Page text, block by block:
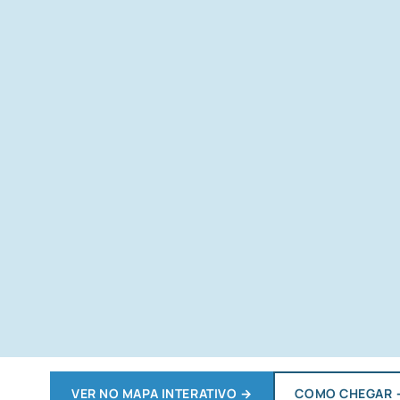
VER NO MAPA INTERATIVO → COMO CHEGAR